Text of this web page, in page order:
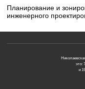
Планирование и
инженерного
это:
и